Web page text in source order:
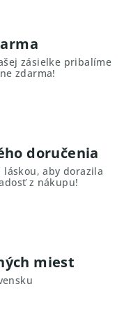
zásielke pribalíme
zdarma!
doručenia
aby dorazila
z nákupu!
miest